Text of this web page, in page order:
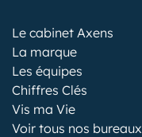
Le cabinet Axens
La marque
Les équipes
Chiffres Clés
Vis ma Vie
Voir tous nos bureaux